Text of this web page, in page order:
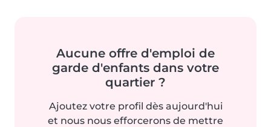
Aucune offre d'emploi de
garde d'enfants dans votre
quartier ?
Ajoutez votre profil dès aujourd'hui
et nous nous efforcerons de mettre